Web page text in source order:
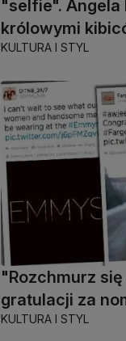
"selfie". Angela
królowymi
KULTURA I STYL
"Rozchmurz
gratulacji za
KULTURA I STYL